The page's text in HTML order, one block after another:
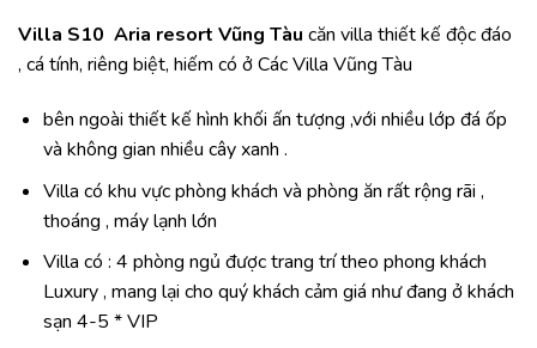
Villa S10 Aria resort Vũng Tàu căn villa thiết kế độc đáo
, cá tính, riêng biệt, hiếm có ở Các Villa Vũng Tàu
bên ngoài thiết kế hình khối ấn tượng ,với nhiều lớp đá ốp
và không gian nhiều cây xanh .
Villa có khu vực phòng khách và phòng ăn rất rộng rãi ,
thoáng , máy lạnh lớn
Villa có : 4 phòng ngủ được trang trí theo phong khách
Luxury , mang lại cho quý khách cảm giá như đang ở khách
sạn 4-5 * VIP